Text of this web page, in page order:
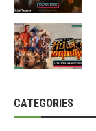
CATEGORIES